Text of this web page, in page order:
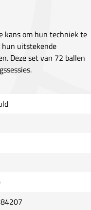
kans om hun techniek te
hun uitstekende
Deze set van 72 ballen